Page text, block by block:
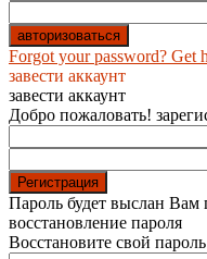
Forgot your password? Get
завести аккаунт
завести аккаунт
Добро пожаловать!
Пароль будет выслан Вам
восстановление пароля
Восстановите свой пароль